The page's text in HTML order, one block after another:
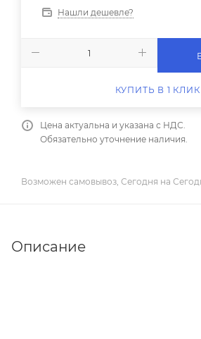
Нашли дешевле?
КУПИТЬ В 1 КЛИК
Цена актуальна и указана с НДС.
Обязательно уточнение наличия.
Возможен самовывоз, Сегодня на
Описание